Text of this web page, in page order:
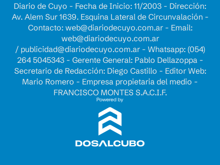
Diario de Cuyo - Fecha de Inicio: 11/2003 - Dirección:
Av. Alem Sur 1639. Esquina Lateral de Circunvalación -
Contacto: web@diariodecuyo.com.ar- Email:
web@diariodecuyo.com.ar
/ publicidad@diariodecuyo.com.ar- Whatsapp: (054)
264 5045343 - Gerente General: Pablo Dellazoppa -
Secretario de Redacción: Diego Castillo - Editor Web:
Mario Romero - Empresa propietaria del medio -
FRANCISCO MONTES S.A.C.I.F.